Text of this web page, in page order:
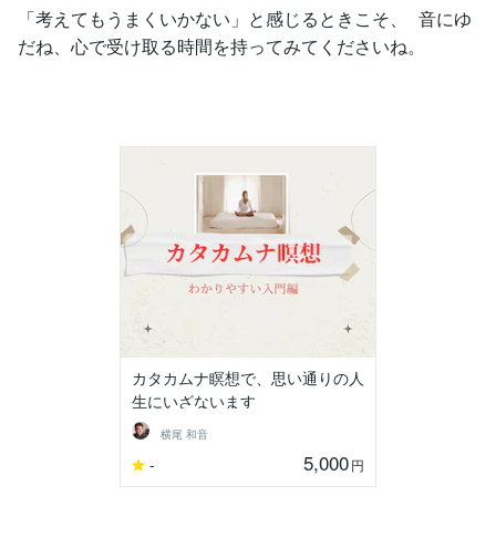
「考えてもうまくいかない」と感じるときこそ、 音にゆ
だね、心で受け取る時間を持ってみてくださいね。
カタカムナ瞑想で、思い通りの人
生にいざないます
横尾 和音
- 5,000円